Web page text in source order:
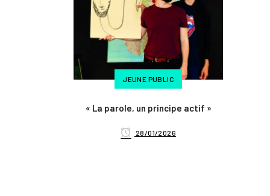
JEUNE PUBLIC
« La parole, un principe actif »
28/01/2026